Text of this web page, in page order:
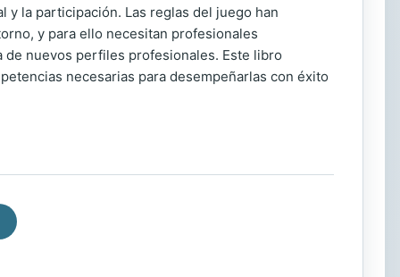
y la participación. Las reglas del juego han
y para ello necesitan profesionales
nuevos perfiles profesionales. Este libro
necesarias para desempeñarlas con éxito